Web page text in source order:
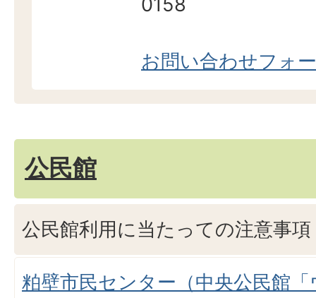
お問い合わせフォ
公民館
公民館利用に当たっての注意事項
粕壁市民センター（中央公民館